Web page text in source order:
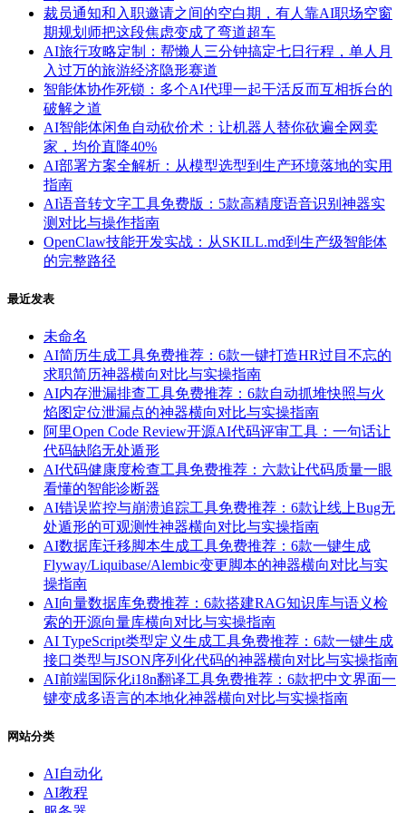
裁员通知和入职邀请之间的空白期，有人靠AI职场空窗
期规划师把这段焦虑变成了弯道超车
AI旅行攻略定制：帮懒人三分钟搞定七日行程，单人月
入过万的旅游经济隐形赛道
智能体协作死锁：多个AI代理一起干活反而互相拆台的
破解之道
AI智能体闲鱼自动砍价术：让机器人替你砍遍全网卖
家，均价直降40%
AI部署方案全解析：从模型选型到生产环境落地的实用
指南
AI语音转文字工具免费版：5款高精度语音识别神器实
测对比与操作指南
OpenClaw技能开发实战：从SKILL.md到生产级智能体
的完整路径
最近发表
未命名
AI简历生成工具免费推荐：6款一键打造HR过目不忘的
求职简历神器横向对比与实操指南
AI内存泄漏排查工具免费推荐：6款自动抓堆快照与火
焰图定位泄漏点的神器横向对比与实操指南
阿里Open Code Review开源AI代码评审工具：一句话让
代码缺陷无处遁形
AI代码健康度检查工具免费推荐：六款让代码质量一眼
看懂的智能诊断器
AI错误监控与崩溃追踪工具免费推荐：6款让线上Bug无
处遁形的可观测性神器横向对比与实操指南
AI数据库迁移脚本生成工具免费推荐：6款一键生成
Flyway/Liquibase/Alembic变更脚本的神器横向对比与实
操指南
AI向量数据库免费推荐：6款搭建RAG知识库与语义检
索的开源向量库横向对比与实操指南
AI TypeScript类型定义生成工具免费推荐：6款一键生成
接口类型与JSON序列化代码的神器横向对比与实操指南
AI前端国际化i18n翻译工具免费推荐：6款把中文界面一
键变成多语言的本地化神器横向对比与实操指南
网站分类
AI自动化
AI教程